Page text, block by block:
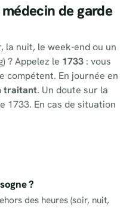
de garde
la nuit, le week-end ou un
? Appelez le 1733 : vous
compétent. En journée en
traitant. Un doute sur la
1733. En cas de situation
?
des heures (soir, nuit,